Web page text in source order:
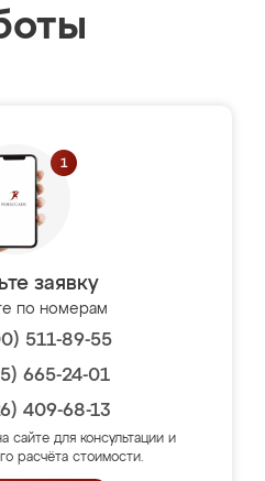
заявку
по номерам
511-89-55
665-24-01
409-68-13
сайте для консультации и
расчёта стоимости.